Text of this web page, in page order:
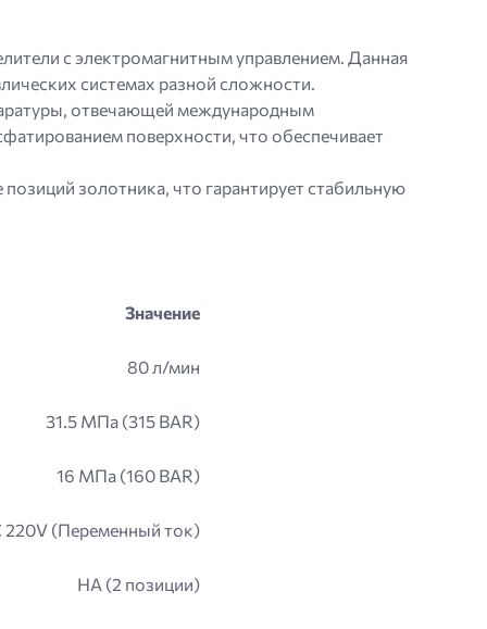
с электромагнитным управлением. Данная
системах разной сложности.
отвечающей международным
поверхности, что обеспечивает
золотника, что гарантирует стабильную
Значение
80 л/мин
31.5 МПа (315 BAR)
16 МПа (160 BAR)
220V (Переменный ток)
HA (2 позиции)